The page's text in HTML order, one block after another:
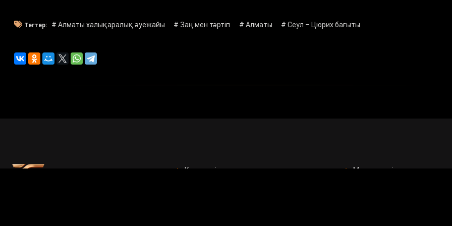
Тегтер: # Алматы халықаралық әуежайы # Заң мен тәртіп # Алматы # Сеул – Цюрих бағыты
Көркемдік кеңес Мемлекеттік сатып алу